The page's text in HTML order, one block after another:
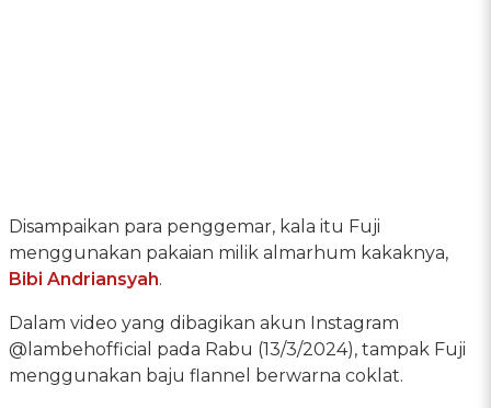
Disampaikan para penggemar, kala itu Fuji
menggunakan pakaian milik almarhum kakaknya,
Bibi Andriansyah.
Dalam video yang dibagikan akun Instagram
@lambehofficial pada Rabu (13/3/2024), tampak Fuji
menggunakan baju flannel berwarna coklat.